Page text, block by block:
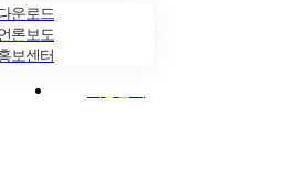
운로드
론보도
보센터